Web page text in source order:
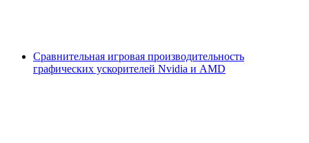
Сравнительная игровая производительность
графических ускорителей Nvidia и AMD